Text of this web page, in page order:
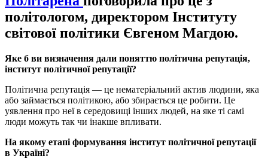
політологом, директором Інституту
світової політики Євгеном Магдою.
Яке б ви визначення дали поняттю політична репутація,
інститут політичної репутації?
Політична репутація — це нематеріальний актив людини, яка
або займається політикою, або збирається це робити. Це
уявлення про неї в середовищі інших людей, на яке ті самі
люди можуть так чи інакше впливати.
На якому етапі формування інститут політичної репутації
в Україні?